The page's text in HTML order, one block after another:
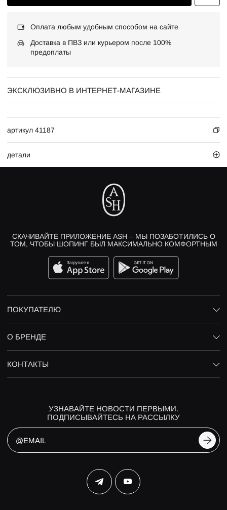
Оплата любым удобным способом на сайте
Доставка в ПВЗ или курьером после 100%
предоплаты
ЭКСКЛЮЗИВНО В ИНТЕРНЕТ-МАГАЗИНЕ
артикул 41187
детали
СКАЧИВАЙТЕ ПРИЛОЖЕНИЕ ASH – МЫ ПОЗАБОТИЛИСЬ О
ТОМ, ЧТОБЫ ШОПИНГ БЫЛ МАКСИМАЛЬНО КОМФОРТНЫМ
ПОКУПАТЕЛЮ
О БРЕНДЕ
КОНТАКТЫ
УЗНАВАЙТЕ НОВОСТИ ПЕРВЫМИ.
ПОДПИСЫВАЙТЕСЬ НА РАССЫЛКУ